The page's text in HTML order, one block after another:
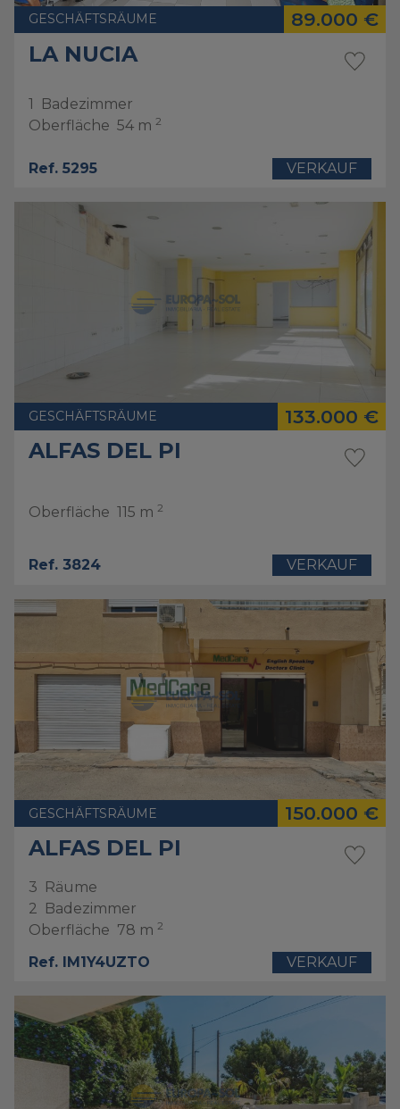
GESCHÄFTSRÄUME 89.000 €
LA NUCIA
1
Badezimmer
Oberfläche 54 m 2
Ref. 5295 VERKAUF
GESCHÄFTSRÄUME 133.000 €
ALFAS DEL PI
Oberfläche 115 m 2
Ref. 3824 VERKAUF
GESCHÄFTSRÄUME 150.000 €
ALFAS DEL PI
3 Räume
2 Badezimmer
Oberfläche 78 m 2
Ref. IM1Y4UZTO VERKAUF